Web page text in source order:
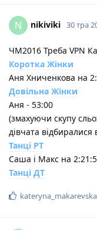
N nikiviki 30 тра
ЧМ2016 Треба VPN
Коротка Жінки
Аня Хниченкова на
Довільна Жінки
Аня - 53:00
(змахуючи скупу
дівчата відбиралися
Танці РТ
Саша і Макс на
Танці ДТ
kateryna_makarevska